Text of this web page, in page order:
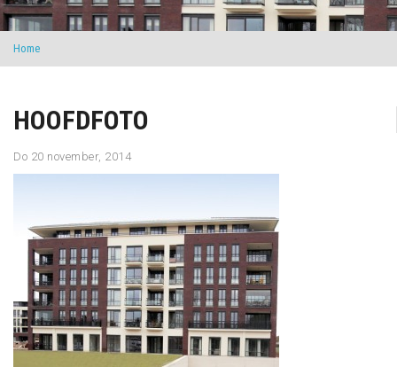
Home
HOOFDFOTO
Do 20 november, 2014